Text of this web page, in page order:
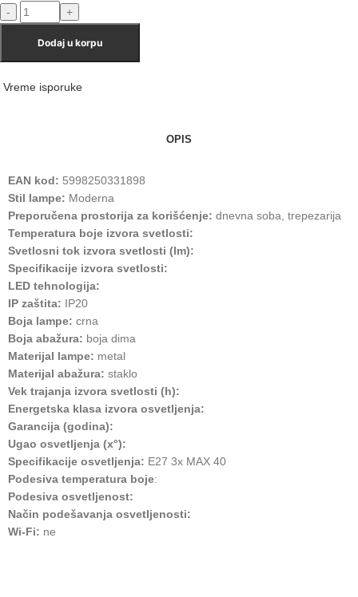
Dodaj u korpu
Vreme isporuke
OPIS
EAN kod: 5998250331898
Stil lampe: Moderna
Preporučena prostorija za korišćenje: dnevna soba, trepezarija
Temperatura boje izvora svetlosti:
Svetlosni tok izvora svetlosti (lm):
Specifikacije izvora svetlosti:
LED tehnologija:
IP zaštita: IP20
Boja lampe: crna
Boja abažura: boja dima
Materijal lampe: metal
Materijal abažura: staklo
Vek trajanja izvora svetlosti (h):
Energetska klasa izvora osvetljenja:
Garancija (godina):
Ugao osvetljenja (x°):
Specifikacije osvetljenja: E27 3x MAX 40
Podesiva temperatura boje:
Podesiva osvetljenost:
Način podešavanja osvetljenosti:
Wi-Fi: ne